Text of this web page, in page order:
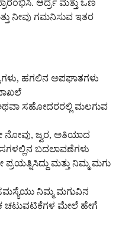
ಆರ್ದ್ರ ಮತ್ತು ಒಣ
ನೀವು ಗಮನಿಸುವ ಇತರ
ಹಗಲಿನ ಅಪಘಾತಗಳು
ಸಹೋದರರಲ್ಲಿ ಮಲಗುವ
ನೋವು, ಜ್ವರ, ಅತಿಯಾದ
ಬದಲಾವಣೆಗಳು
ಪ್ರಯತ್ನಿಸಿದ್ದು ಮತ್ತು ನಿಮ್ಮ ಮಗು
ನಿಮ್ಮ ಮಗುವಿನ
ಚಟುವಟಿಕೆಗಳ ಮೇಲೆ ಹೇಗೆ